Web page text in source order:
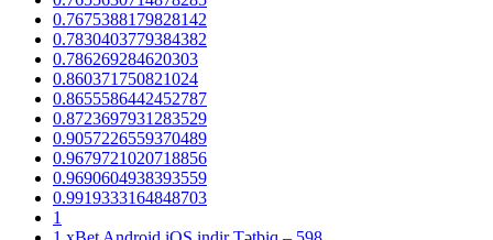
0.7675388179828142
0.7830403779384382
0.786269284620303
0.860371750821024
0.8655586442452787
0.8723697931283529
0.9057226559370489
0.9679721020718856
0.9690604938393559
0.9919333164848703
1